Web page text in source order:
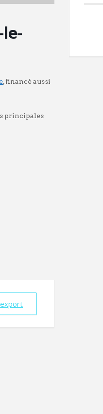
, financé aussi
principales